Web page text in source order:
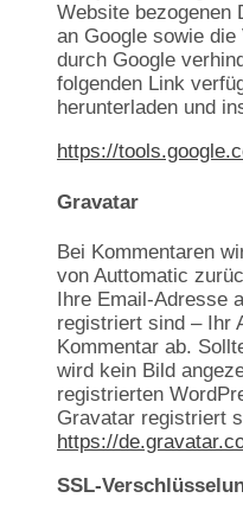
Website bezogenen
an Google sowie
durch Google
folgenden Link
herunterladen und
https://
Gravatar
Bei Kommentaren
von Auttomatic
Ihre Email-Adresse
registriert sind – Ihr
Kommentar ab.
wird kein Bild
registrierten
Gravatar registriert
https://
SSL-